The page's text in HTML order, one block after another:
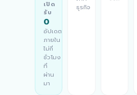
เปิด
รับ
0
อัปเดต
ภายใน
ไม่กี่
ชั่วโมง
ที่
ผ่าน
มา
ธุรกิจ